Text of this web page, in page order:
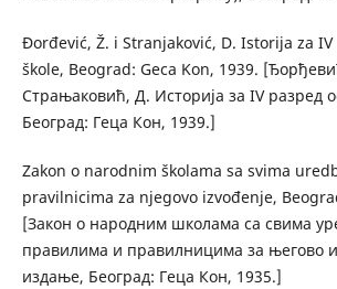
Đorđević, Ž. i Stranjaković, D. Istorija za
škole, Beograd: Geca Kon, 1939.
Страњаковић, Д. Историја за IV разред
Београд: Геца Кон, 1939.]
Zakon o narodnim školama sa svima
pravilnicima za njegovo izvođenje,
[Закон о народним школама са свима
правилима и правилницима за његово
издање, Београд: Геца Кон, 1935.]